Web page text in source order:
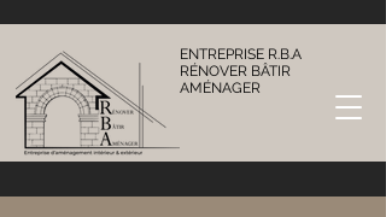
ENTREPRISE R.B.A
RÉNOVER BÂTIR
AMÉNAGER